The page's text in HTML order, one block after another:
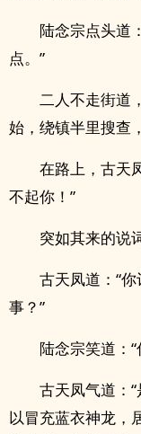
陆念宗点头道
点。”
二人不走街道
始，绕镇半里搜查
在路上，古天
不起你！”
突如其来的说
古天凤道：“
事？”
陆念宗笑道：
古天凤气道：
以冒充蓝衣神龙，